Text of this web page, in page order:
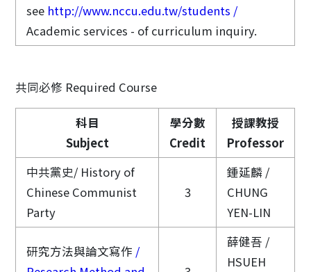
see http://www.nccu.edu.tw/students /
Academic services - of curriculum inquiry.
共同必修 Required Course
科目
Subject
學分數
Credit
授課教授
Professor
中共黨史/ History of
Chinese Communist
Party
3
鍾延麟 /
CHUNG
YEN-LIN
研究方法與論文寫作 /
薛健吾 /
HSUEH